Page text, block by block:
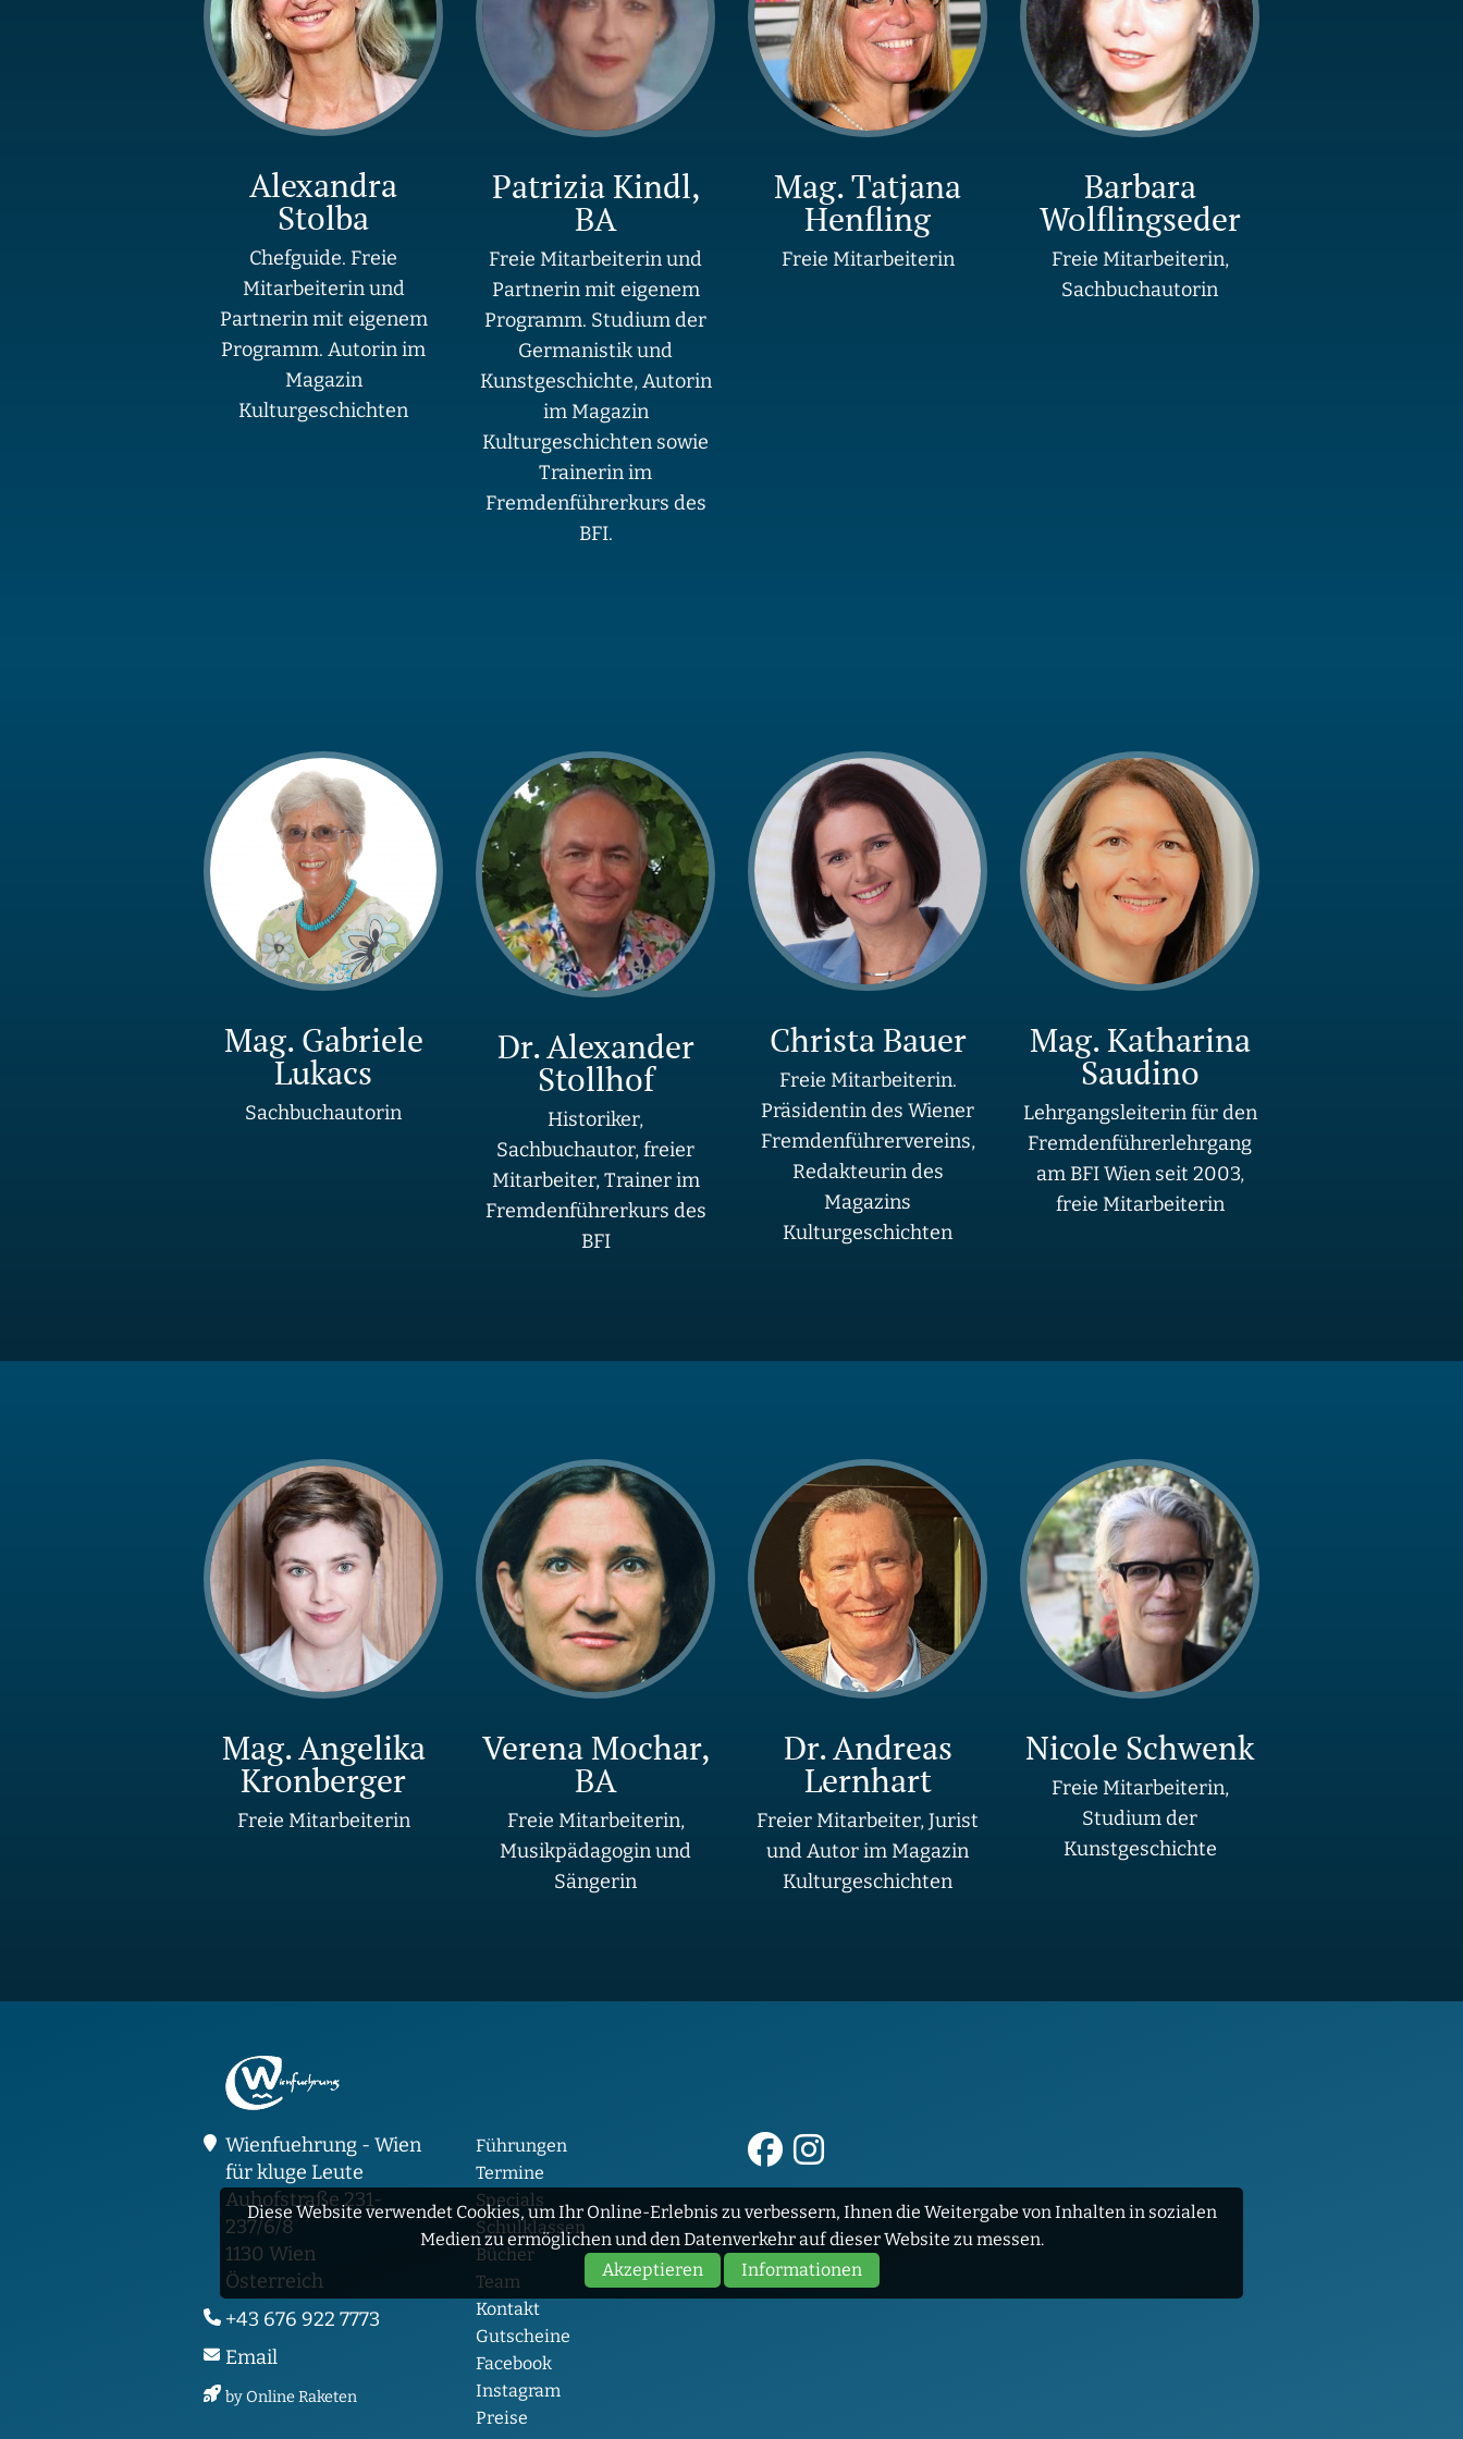
Diese Website verwendet Cookies, um Ihr Online-Erlebnis zu verbessern, Ihnen die Weitergabe von Inhalten in sozialen
Medien zu ermöglichen und den Datenverkehr auf dieser Website zu messen.
Akzeptieren
Informationen
Alexandra
Stolba
Chefguide. Freie
Mitarbeiterin und
Partnerin mit eigenem
Programm. Autorin im
Magazin
Kulturgeschichten
Patrizia Kindl,
BA
Freie Mitarbeiterin und
Partnerin mit eigenem
Programm. Studium der
Germanistik und
Kunstgeschichte, Autorin
im Magazin
Kulturgeschichten sowie
Trainerin im
Fremdenführerkurs des
BFI.
Mag. Tatjana
Henfling
Freie Mitarbeiterin
Barbara
Wolflingseder
Freie Mitarbeiterin,
Sachbuchautorin
Mag. Gabriele
Lukacs
Sachbuchautorin
Dr. Alexander
Stollhof
Historiker,
Sachbuchautor, freier
Mitarbeiter, Trainer im
Fremdenführerkurs des
BFI
Christa Bauer
Freie Mitarbeiterin.
Präsidentin des Wiener
Fremdenführervereins,
Redakteurin des
Magazins
Kulturgeschichten
Mag. Katharina
Saudino
Lehrgangsleiterin für den
Fremdenführerlehrgang
am BFI Wien seit 2003,
freie Mitarbeiterin
Mag. Angelika
Kronberger
Freie Mitarbeiterin
Verena Mochar,
BA
Freie Mitarbeiterin,
Musikpädagogin und
Sängerin
Dr. Andreas
Lernhart
Freier Mitarbeiter, Jurist
und Autor im Magazin
Kulturgeschichten
Nicole Schwenk
Freie Mitarbeiterin,
Studium der
Kunstgeschichte
Wienfuehrung - Wien
für kluge Leute
Auhofstraße 231-
237/6/8
1130 Wien
Österreich
+43 676 922 7773
Email
by Online Raketen
Führungen
Termine
Specials
Schulklassen
Bücher
Team
Kontakt
Gutscheine
Facebook
Instagram
Preise